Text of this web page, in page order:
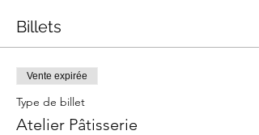
Billets
Vente expirée
Type de billet
Atelier Pâtisserie